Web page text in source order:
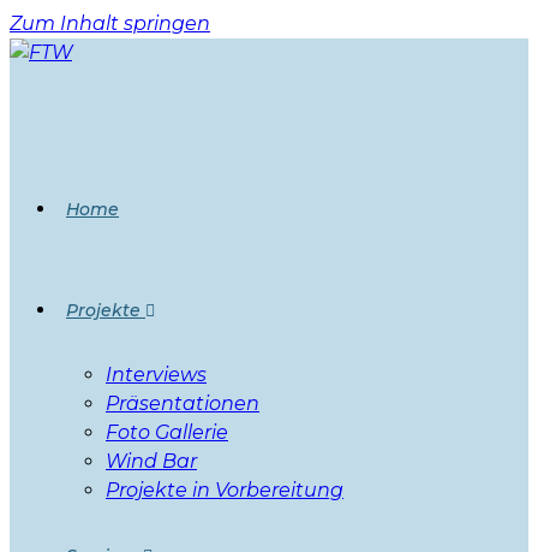
Zum Inhalt springen
Home
Projekte
Interviews
Präsentationen
Foto Gallerie
Wind Bar
Projekte in Vorbereitung